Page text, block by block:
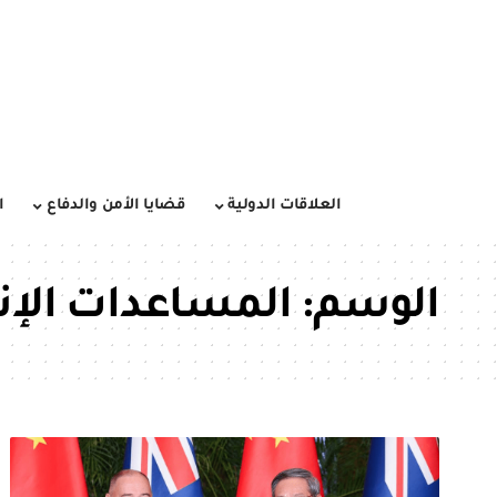
العلاقات الدولية قضايا الأمن والدفاع
الوسم:المساعدات